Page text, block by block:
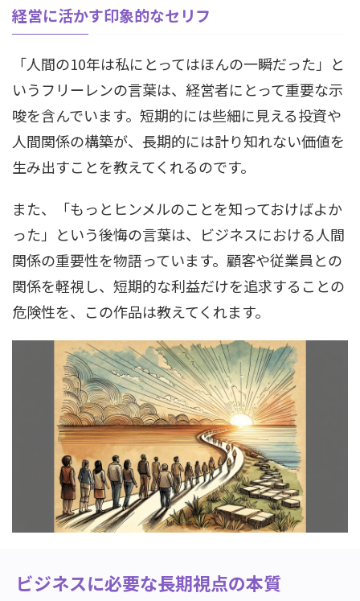
経営に活かす印象的なセリフ
「人間の10年は私にとってはほんの一瞬だった」と
いうフリーレンの言葉は、経営者にとって重要な示
唆を含んでいます。短期的には些細に見える投資や
人間関係の構築が、長期的には計り知れない価値を
生み出すことを教えてくれるのです。
また、「もっとヒンメルのことを知っておけばよか
った」という後悔の言葉は、ビジネスにおける人間
関係の重要性を物語っています。顧客や従業員との
関係を軽視し、短期的な利益だけを追求することの
危険性を、この作品は教えてくれます。
ビジネスに必要な長期視点の本質